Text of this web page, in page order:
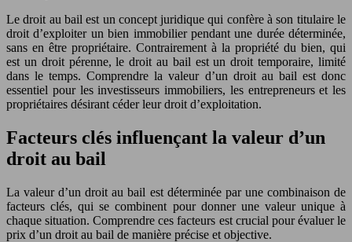
Le droit au bail est un concept juridique qui confère à son titulaire le
droit d’exploiter un bien immobilier pendant une durée déterminée,
sans en être propriétaire. Contrairement à la propriété du bien, qui
est un droit pérenne, le droit au bail est un droit temporaire, limité
dans le temps. Comprendre la valeur d’un droit au bail est donc
essentiel pour les investisseurs immobiliers, les entrepreneurs et les
propriétaires désirant céder leur droit d’exploitation.
Facteurs clés influençant la valeur d’un
droit au bail
La valeur d’un droit au bail est déterminée par une combinaison de
facteurs clés, qui se combinent pour donner une valeur unique à
chaque situation. Comprendre ces facteurs est crucial pour évaluer le
prix d’un droit au bail de manière précise et objective.